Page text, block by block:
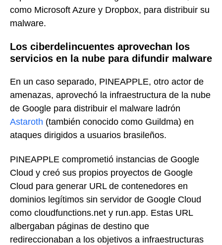
como Microsoft Azure y Dropbox, para distribuir su
malware.
Los ciberdelincuentes aprovechan los
servicios en la nube para difundir malware
En un caso separado, PINEAPPLE, otro actor de
amenazas, aprovechó la infraestructura de la nube
de Google para distribuir el malware ladrón
Astaroth (también conocido como Guildma) en
ataques dirigidos a usuarios brasileños.
PINEAPPLE comprometió instancias de Google
Cloud y creó sus propios proyectos de Google
Cloud para generar URL de contenedores en
dominios legítimos sin servidor de Google Cloud
como cloudfunctions.net y run.app. Estas URL
albergaban páginas de destino que
redireccionaban a los objetivos a infraestructuras